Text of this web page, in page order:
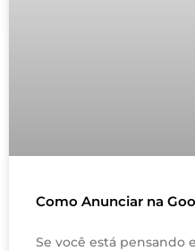
Como Anunciar na
Se você está pensando